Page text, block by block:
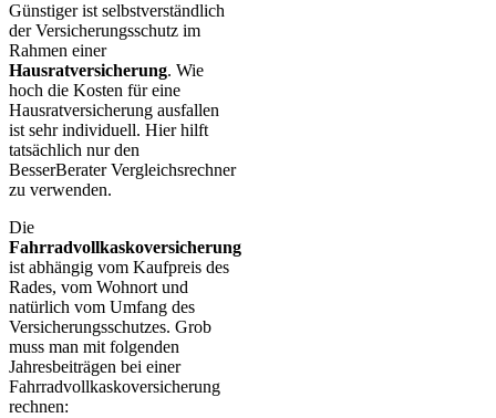
Günstiger ist selbstverständlich
der Versicherungsschutz im
Rahmen einer
Hausratversicherung. Wie
hoch die Kosten für eine
Hausratversicherung ausfallen
ist sehr individuell. Hier hilft
tatsächlich nur den
BesserBerater Vergleichsrechner
zu verwenden.
Die
Fahrradvollkaskoversicherung
ist abhängig vom Kaufpreis des
Rades, vom Wohnort und
natürlich vom Umfang des
Versicherungsschutzes. Grob
muss man mit folgenden
Jahresbeiträgen bei einer
Fahrradvollkaskoversicherung
rechnen: